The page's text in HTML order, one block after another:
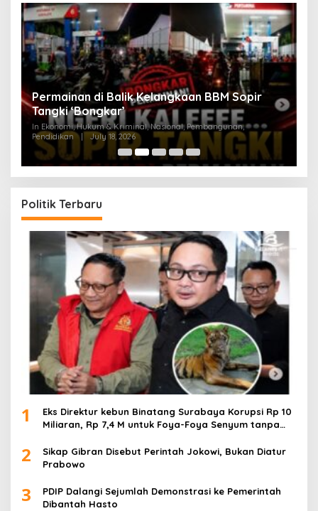
Permainan di Balik Kelangkaan BBM Sopir
Tangki ‘Bongkar’
In Ekonomi, Hukum & Kriminal, Nasional, Pembangunan,
Pendidikan
July 18, 2026
Politik Terbaru
1
Eks Direktur kebun Binatang Surabaya Korupsi Rp 10
Miliaran, Rp 7,4 M untuk Foya-Foya Senyum tanpa
2
Sikap Gibran Disebut Perintah Jokowi, Bukan Diatur
Prabowo
3
PDIP Dalangi Sejumlah Demonstrasi ke Pemerintah
Dibantah Hasto